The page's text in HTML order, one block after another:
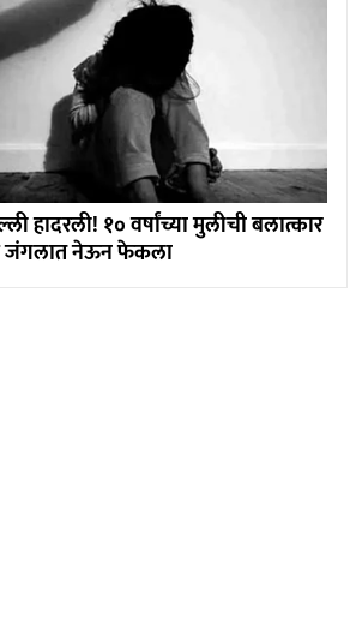
हादरली! १० वर्षांच्या मुलीची बलात्कार
जंगलात नेऊन फेकला